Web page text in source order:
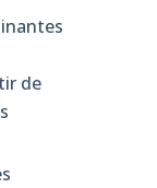
de